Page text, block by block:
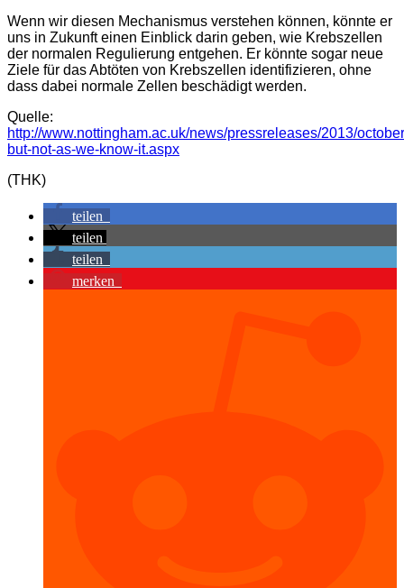
Wenn wir diesen Mechanismus verstehen können, könnte er
uns in Zukunft einen Einblick darin geben, wie Krebszellen
der normalen Regulierung entgehen. Er könnte sogar neue
Ziele für das Abtöten von Krebszellen identifizieren, ohne
dass dabei normale Zellen beschädigt werden.
Quelle:
http://www.nottingham.ac.uk/news/pressreleases/2013/
but-not-as-we-know-it.aspx
(THK)
teilen
teilen
teilen
merken